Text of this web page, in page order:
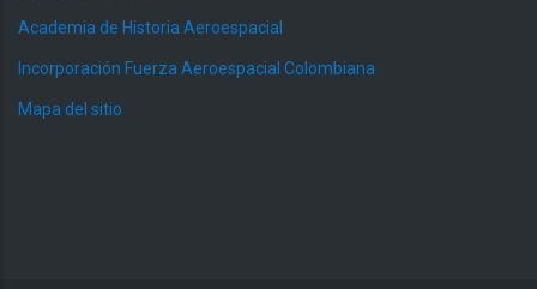
Academia de Historia Aeroespacial
Incorporación Fuerza Aeroespacial Colombiana
Mapa del sitio